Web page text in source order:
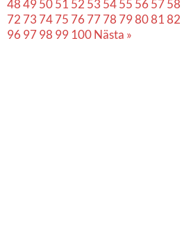
4849 5051 52 53 5455 56 5758
72 73 7475 76 7778 79808182
96 9798 99 100Nästa »